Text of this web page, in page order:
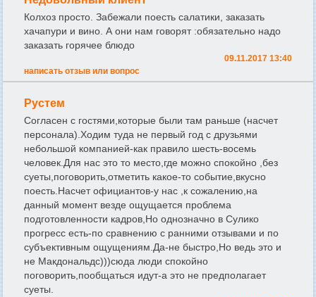
Колхоз просто. Забежали поесть салатики, заказать
хачапури и вино. А они нам говорят :обязательно надо
заказать горячее блюдо
09.11.2017 13:40
написать отзыв или вопрос
Рустем
Согласен с гостями,которые были там раньше (насчет
персонала).Ходим туда не первый год с друзьями
небольшой компанией-как правило шесть-восемь
человек.Для нас это то место,где можно спокойно ,без
суеты,поговорить,отметить какое-то событие,вкусно
поесть.Насчет официантов-у нас ,к сожалению,на
данный момент везде ощущается проблема
подготовленности кадров,Но однозначно в Сулико
прогресс есть-по сравнению с ранними отзывами и по
субъективным ощущениям.Да-не быстро,Но ведь это и
не Макдональдс)))сюда люди спокойно
поговорить,пообщаться идут-а это не предполагает
суеты.